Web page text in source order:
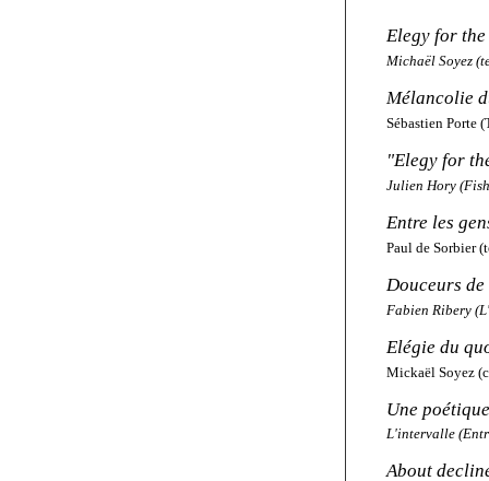
Elegy for
Michaël Soyez
Mélancolie
Sébastien Porte
"Elegy for
Julien Hory
Entre les
Paul de Sorbier
Douceurs
Fabien Ribery
Elégie du
Mickaël Soyez
Une
L'intervalle
About